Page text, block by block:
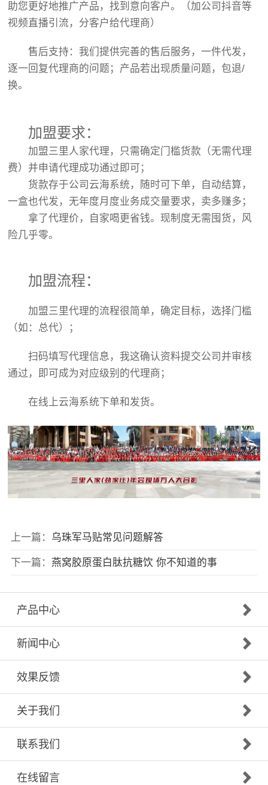
助您更好地推广产品，找到意向客户。（加公司抖音等
视频直播引流，分客户给代理商）
售后支持：我们提供完善的售后服务，一件代发，
逐一回复代理商的问题；产品若出现质量问题，包退/
换。
加盟要求：
加盟三里人家代理 ，只需确定门槛货款（无需代理
费）并申请代理成功通过即可；
货款存于公司云海系统，随时可下单，自动结算，
一盒也代发，无年度月度业务成交量要求，卖多赚多；
拿了代理价，自家喝更省钱。现制度无需囤货，风
险几乎零。
加盟流程：
加盟三里代理的流程很简单，确定目标，选择门槛
（如：总代）；
扫码填写代理信息，我这确认资料提交公司并审核
通过，即可成为对应级别的代理商；
在线上云海系统下单和发货。
上一篇： 乌珠军马贴常见问题解答
下一篇： 燕窝胶原蛋白肽抗糖饮 你不知道的事
产品中心
新闻中心
效果反馈
关于我们
联系我们
在线留言